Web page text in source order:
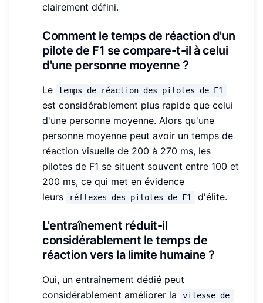
clairement défini.
Comment le temps de réaction d'un
pilote de F1 se compare-t-il à celui
d'une personne moyenne ?
Le temps de réaction des pilotes de F1
est considérablement plus rapide que celui
d'une personne moyenne. Alors qu'une
personne moyenne peut avoir un temps de
réaction visuelle de 200 à 270 ms, les
pilotes de F1 se situent souvent entre 100 et
200 ms, ce qui met en évidence
leurs
réflexes des pilotes de F1 d'élite.
L'entraînement réduit-il
considérablement le temps de
réaction vers la limite humaine ?
Oui, un entraînement dédié peut
considérablement améliorer la
vitesse de